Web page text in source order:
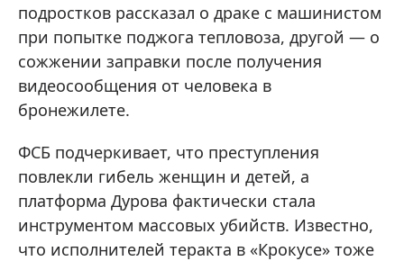
подростков рассказал о драке с машинистом
при попытке поджога тепловоза, другой — о
сожжении заправки после получения
видеосообщения от человека в
бронежилете.
ФСБ подчеркивает, что преступления
повлекли гибель женщин и детей, а
платформа Дурова фактически стала
инструментом массовых убийств. Известно,
что исполнителей теракта в «Крокусе» тоже